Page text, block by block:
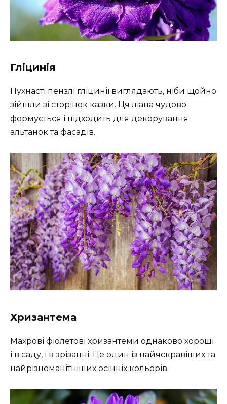
Гліцинія
Пухнасті пензлі гліцинії виглядають, ніби щойно
зійшли зі сторінок казки. Ця ліана чудово
формується і підходить для декорування
альтанок та фасадів.
Хризантема
Махрові фіолетові хризантеми однаково хороші
і в саду, і в зрізанні. Це один із найяскравіших та
найрізноманітніших осінніх кольорів.